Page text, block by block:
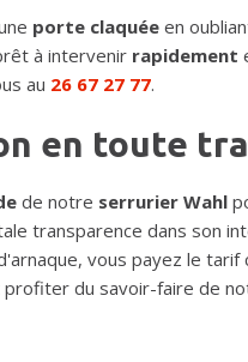
porte claquée en
à intervenir rapidement
au 26 67 27 77.
en toute
de notre serrurier Wahl
transparence dans son
vous payez le
du savoir-faire de